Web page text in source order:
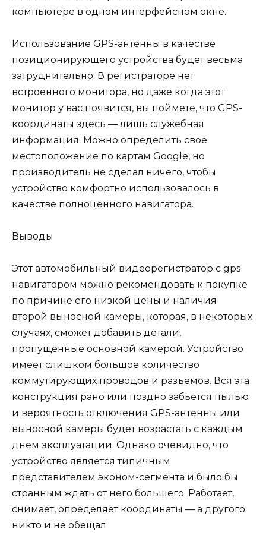
компьютере в одном интерфейсном окне.
Использование GPS-антенны в качестве
позиционирующего устройства будет весьма
затруднительно. В регистраторе нет
встроенного монитора, но даже когда этот
монитор у вас появится, вы поймете, что GPS-
координаты здесь — лишь служебная
информация. Можно определить свое
местоположение по картам Google, но
производитель не сделал ничего, чтобы
устройство комфортно использовалось в
качестве полноценного навигатора.
Выводы
Этот автомобильный видеорегистратор с gps
навигатором можно рекомендовать к покупке
по причине его низкой цены и наличия
второй выносной камеры, которая, в некоторых
случаях, сможет добавить детали,
пропущенные основной камерой. Устройство
имеет слишком большое количество
коммутирующих проводов и разъемов. Вся эта
конструкция рано или поздно забьется пылью
и вероятность отключения GPS-антенны или
выносной камеры будет возрастать с каждым
днем эксплуатации. Однако очевидно, что
устройство является типичным
представителем эконом-сегмента и было бы
странным ждать от него большего. Работает,
снимает, определяет координаты — а другого
никто и не обещал.